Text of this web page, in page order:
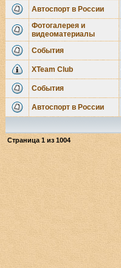
Автоспорт в России
Фотогалерея и
видеоматериалы
События
XTeam Club
События
Автоспорт в России
Страница 1 из 1004